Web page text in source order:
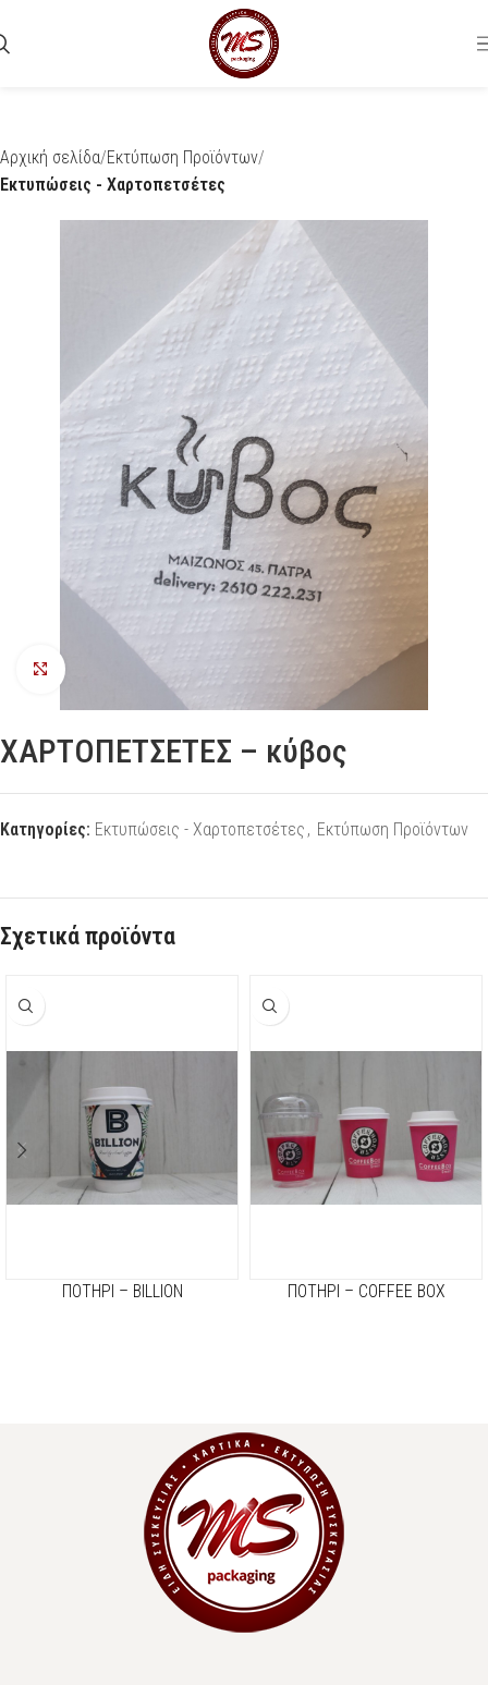
Αρχική σελίδα Εκτύπωση Προϊόντων
Εκτυπώσεις - Χαρτοπετσέτες
Προβολή
ΧΑΡΤΟΠΕΤΣΕΤΕΣ – κύβος
Κατηγορίες: Εκτυπώσεις - Χαρτοπετσέτες , Εκτύπωση Προϊόντων
Σχετικά προϊόντα
ΠΟΤΗΡΙ – BILLION ΠΟΤΗΡΙ – COFFEE BOX